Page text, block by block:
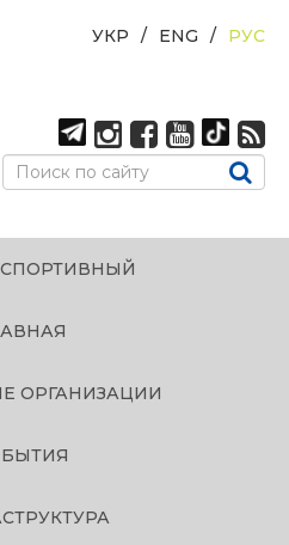
РУС
ENG
УКР
ОРГАНИЗАЦИИ